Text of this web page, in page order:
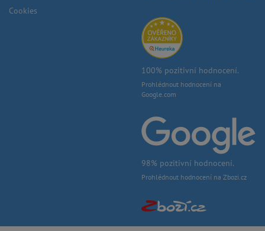
Cookies
100% pozitivní hodnocení.
Prohlédnout hodnocení na
Google.com
98% pozitivní hodnocení.
Prohlédnout hodnocení na Zbozi.cz